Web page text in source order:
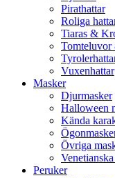
Pirathattar
Roliga
Tiaras &
Tomteluvor
Vuxenhattar
Masker
Djurmasker
Halloween
Kända
Övriga
Peruker